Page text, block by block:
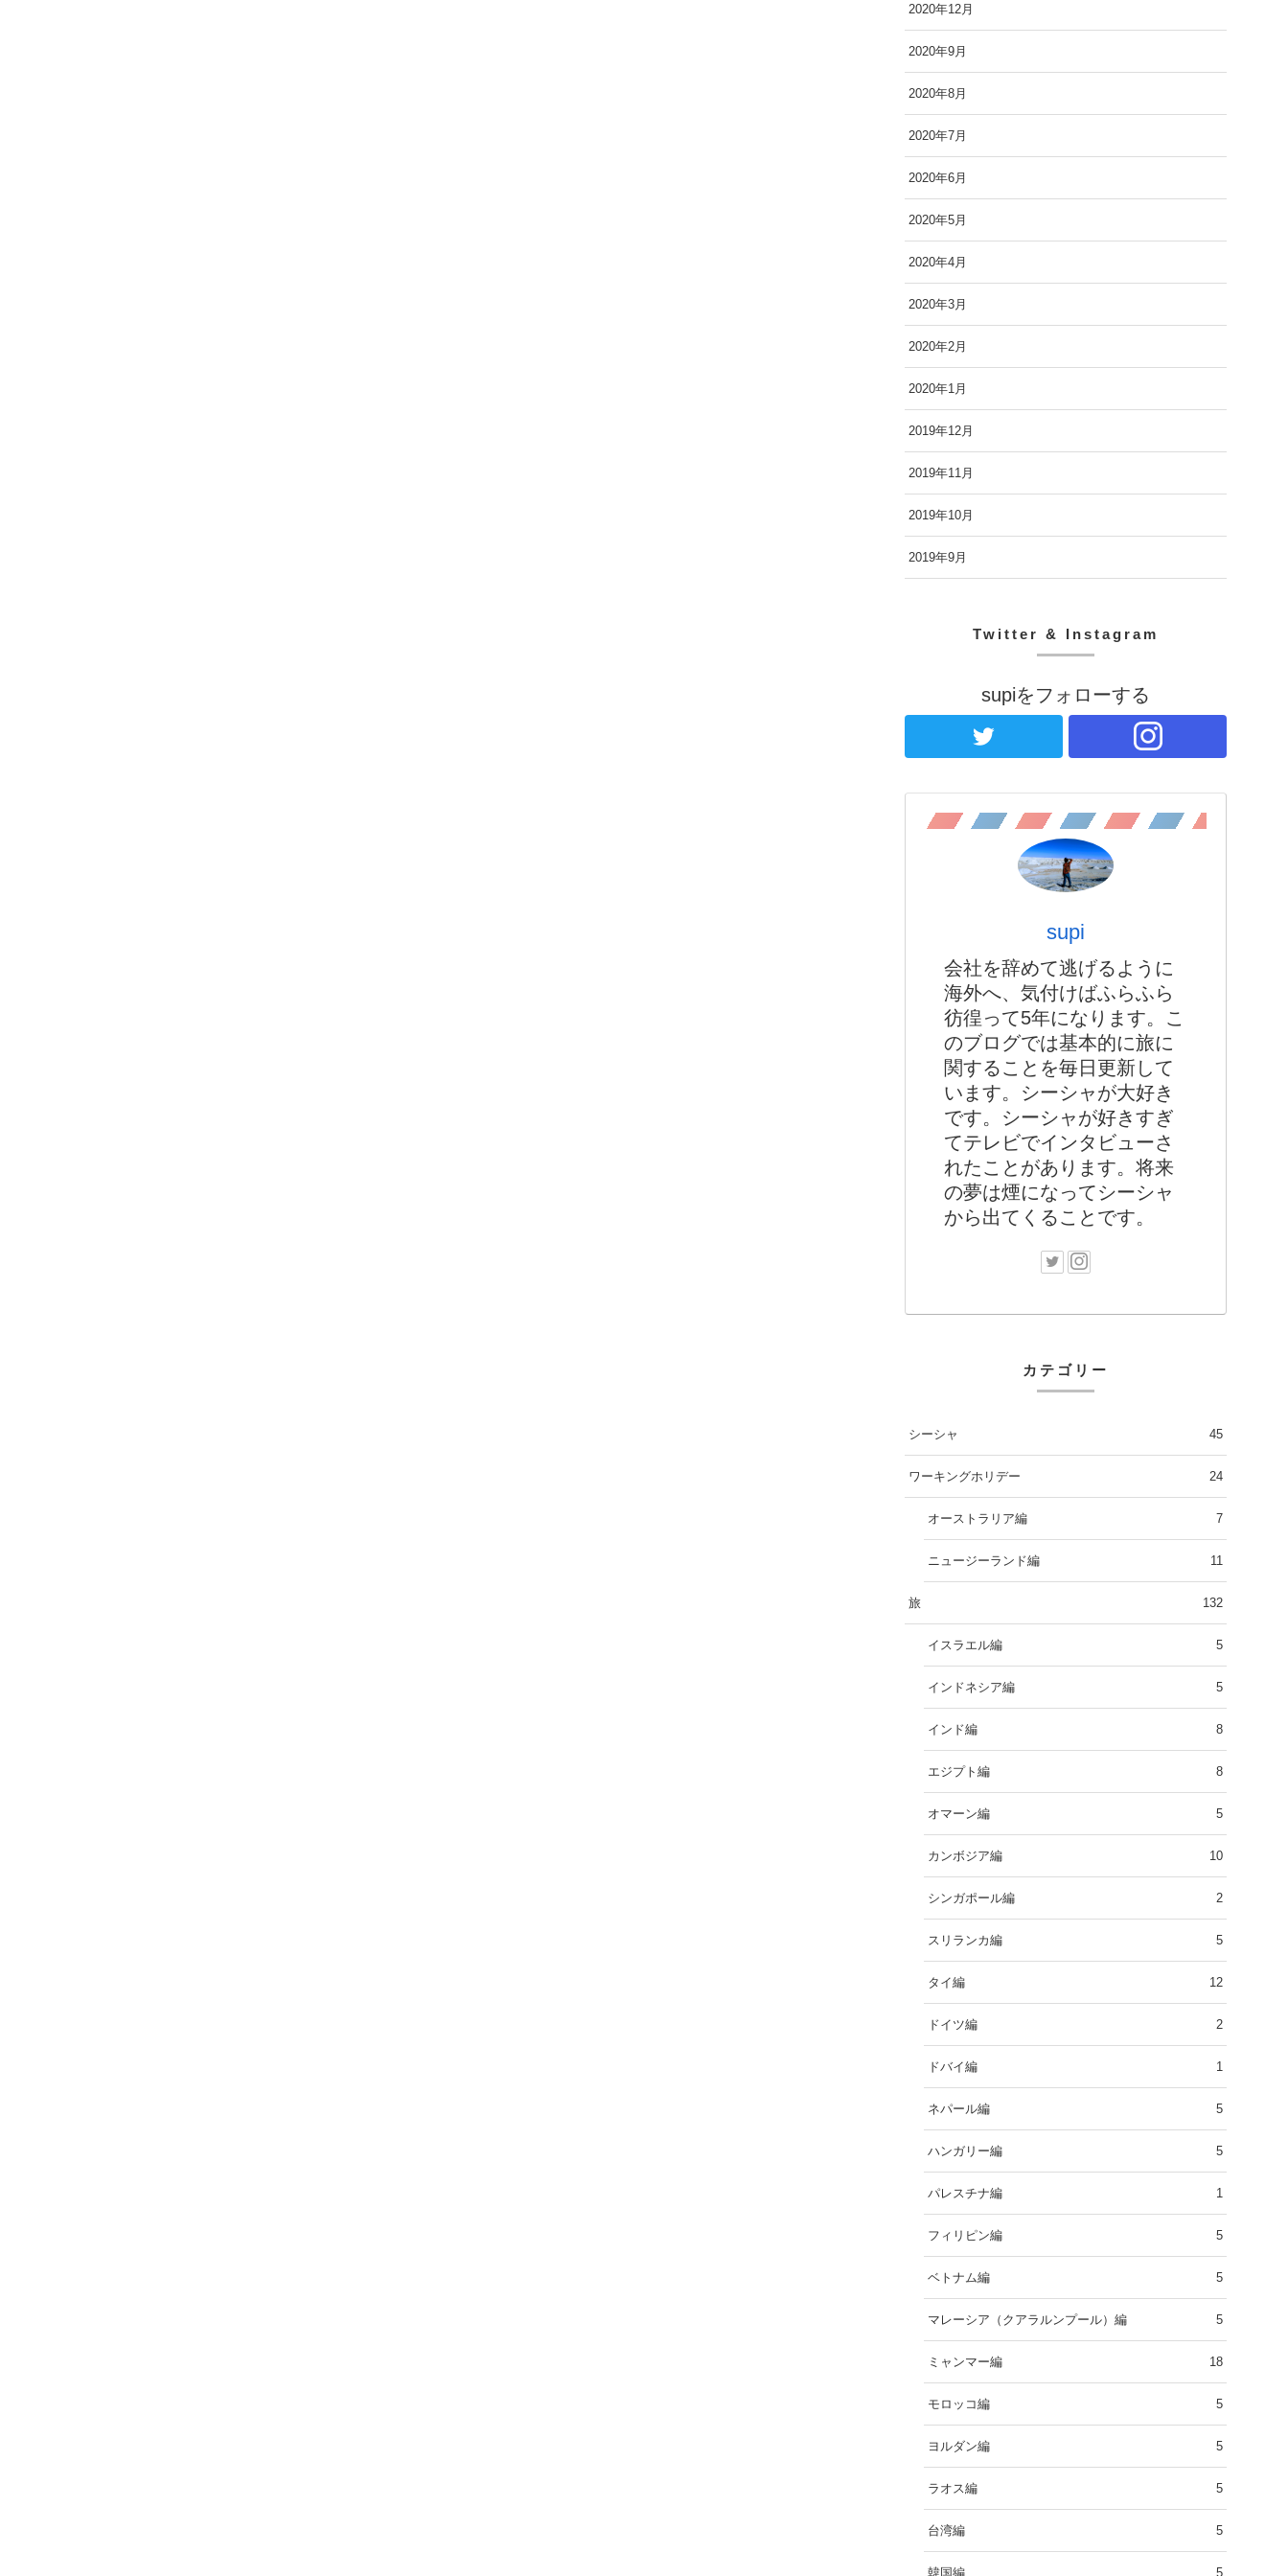
2020年12月
2020年9月
2020年8月
2020年7月
2020年6月
2020年5月
2020年4月
2020年3月
2020年2月
2020年1月
2019年12月
2019年11月
2019年10月
2019年9月
Twitter & Instagram
supiをフォローする
supi
会社を辞めて逃げるように
海外へ、気付けばふらふら
彷徨って5年になります。こ
のブログでは基本的に旅に
関することを毎日更新して
います。シーシャが大好き
です。シーシャが好きすぎ
てテレビでインタビューさ
れたことがあります。将来
の夢は煙になってシーシャ
から出てくることです。
カテゴリー
シーシャ 45
ワーキングホリデー 24
オーストラリア編 7
ニュージーランド編 11
旅 132
イスラエル編 5
インドネシア編 5
インド編 8
エジプト編 8
オマーン編 5
カンボジア編 10
シンガポール編 2
スリランカ編 5
タイ編 12
ドイツ編 2
ドバイ編 1
ネパール編 5
ハンガリー編 5
パレスチナ編 1
フィリピン編 5
ベトナム編 5
マレーシア（クアラルンプール）編 5
ミャンマー編 18
モロッコ編 5
ヨルダン編 5
ラオス編 5
台湾編 5
韓国編 5